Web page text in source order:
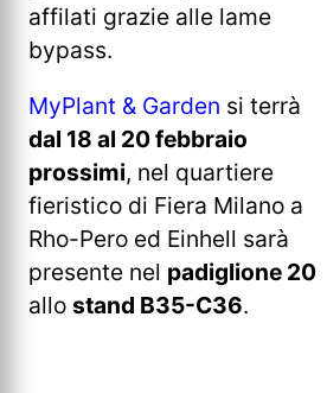
affilati grazie alle lame
bypass.
MyPlant & Garden si terrà
dal 18 al 20 febbraio
prossimi, nel quartiere
fieristico di Fiera Milano a
Rho-Pero ed Einhell sarà
presente nel padiglione 20
allo stand B35-C36.